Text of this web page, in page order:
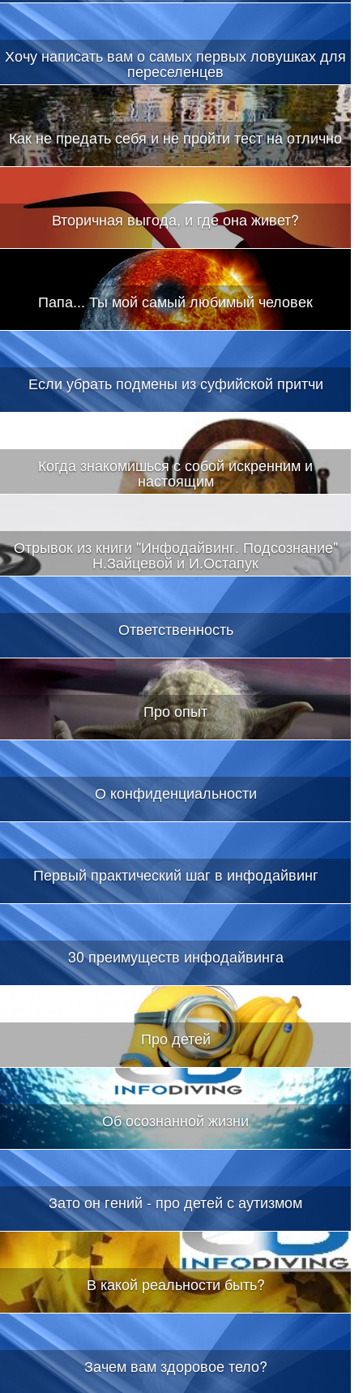
Хочу написать вам о самых первых ловушках для
переселенцев
Как не предать себя и не пройти тест на отлично
Вторичная выгода, и где она живет?
Папа... Ты мой самый любимый человек
Если убрать подмены из суфийской притчи
Когда знакомишься с собой искренним и
настоящим
Отрывок из книги "Инфодайвинг. Подсознание"
Н.Зайцевой и И.Остапук
Ответственность
Про опыт
О конфиденциальности
Первый практический шаг в инфодайвинг
30 преимуществ инфодайвинга
Про детей
Об осознанной жизни
Зато он гений - про детей с аутизмом
В какой реальности быть?
Зачем вам здоровое тело?